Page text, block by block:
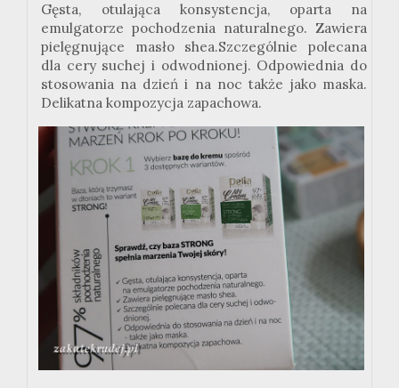
Gęsta, otulająca konsystencja, oparta na
emulgatorze pochodzenia naturalnego. Zawiera
pielęgnujące masło shea.Szczególnie polecana
dla cery suchej i odwodnionej. Odpowiednia do
stosowania na dzień i na noc także jako maska.
Delikatna kompozycja zapachowa.